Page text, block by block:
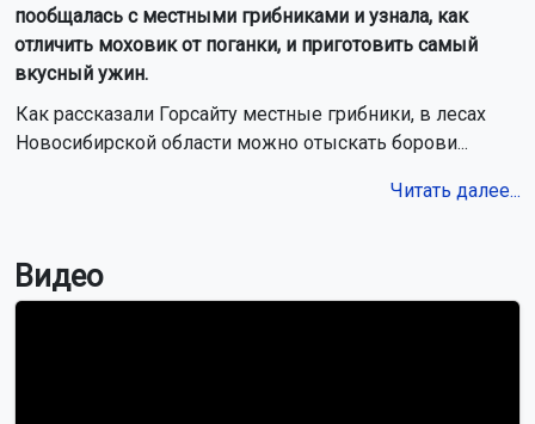
пообщалась с местными грибниками и узнала, как
отличить моховик от поганки, и приготовить самый
вкусный ужин.
Как рассказали Горсайту местные грибники, в лесах
Новосибирской области можно отыскать борови...
Читать далее...
Видео